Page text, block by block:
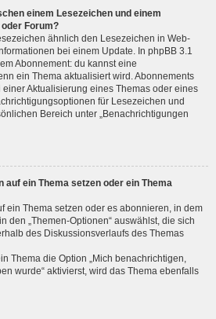
einem Lesezeichen und einem
Forum?
ähnlich den Lesezeichen in Web-
bei einem Update. In phpBB 3.1
Abonnement: du kannst eine
ein Thema aktualisiert wird. Abonnements
Aktualisierung eines Themas oder eines
für Lesezeichen und
Bereich unter „Benachrichtigungen
auf ein Thema setzen oder ein Thema
ein Thema setzen oder es abonnieren, in dem
den „Themen-Optionen“ auswählst, die sich
des Diskussionsverlaufs des Themas
Thema die Option „Mich benachrichtigen,
wurde“ aktivierst, wird das Thema ebenfalls